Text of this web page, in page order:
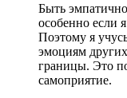
Быть
особенно если
Поэтому я
эмоциям
границы. Это
самоприятие.